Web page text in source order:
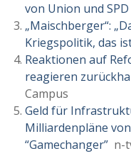
von Union und SPD
„Maischberger“:
Kriegspolitik, das
Reaktionen auf
reagieren
Campus
Geld für
Milliardenpläne
“Gamechanger” n-